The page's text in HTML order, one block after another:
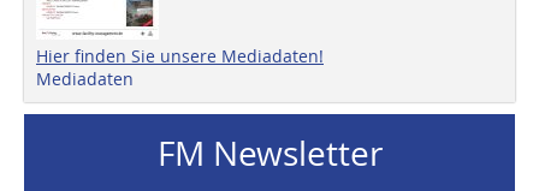
Hier finden Sie unsere Mediadaten!
Mediadaten
FM Newsletter